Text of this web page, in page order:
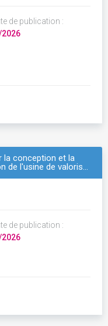
de publication :
la conception et la
de l'usine de valoris…
de publication :